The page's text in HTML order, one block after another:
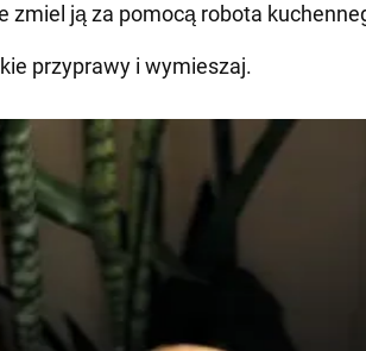
zmiel ją za pomocą robota
przyprawy i wymieszaj.